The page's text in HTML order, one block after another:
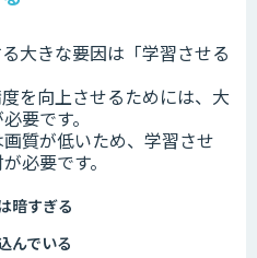
大きな要因は「学習させる
を向上させるためには、大
要です。
質が低いため、学習させ
必要です。
暗すぎる
んでいる